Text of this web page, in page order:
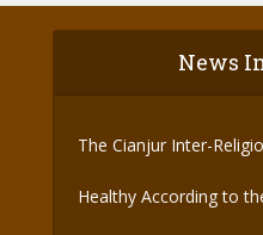
News
The Cianjur Inter-
Healthy According to